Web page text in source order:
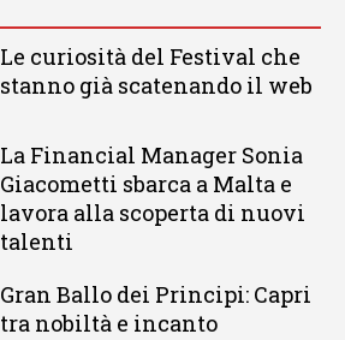
Le curiosità del Festival che
stanno già scatenando il web
La Financial Manager Sonia
Giacometti sbarca a Malta e
lavora alla scoperta di nuovi
talenti
Gran Ballo dei Principi: Capri
tra nobiltà e incanto